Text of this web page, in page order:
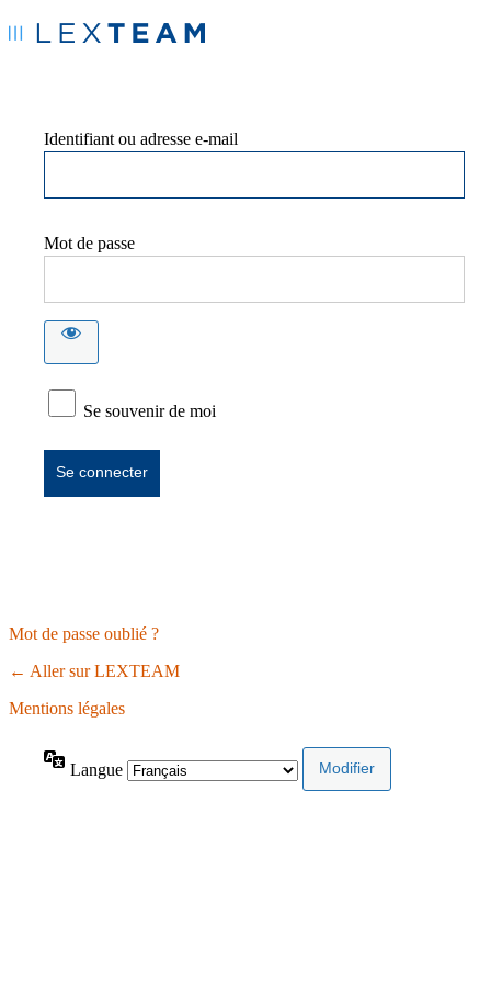
Identifiant ou adresse e-mail
Mot de passe
Se souvenir de moi
Mot de passe oublié ?
← Aller sur LEXTEAM
Mentions légales
Langue